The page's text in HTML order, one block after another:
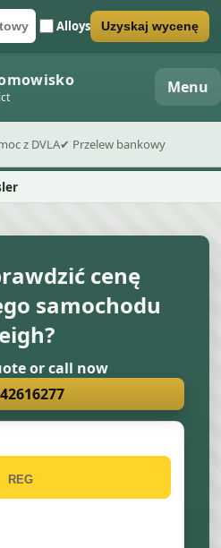
rejestracyjny
Alloys
wyceny Uzyskaj wycenę
Menu
z DVLA✔ Przelew bankowy
cenę
samochodu
or call now